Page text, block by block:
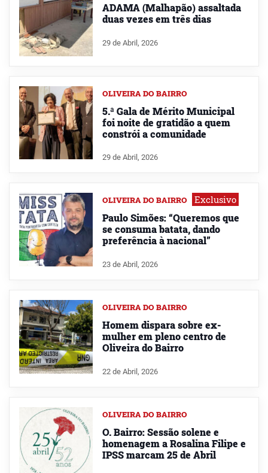
ADAMA (Malhapão) assaltada
duas vezes em três dias
29 de Abril, 2026
OLIVEIRA DO BAIRRO
5.ª Gala de Mérito Municipal
foi noite de gratidão a quem
constrói a comunidade
29 de Abril, 2026
OLIVEIRA DO BAIRRO Exclusivo
Paulo Simões: “Queremos que
se consuma batata, dando
preferência à nacional”
23 de Abril, 2026
OLIVEIRA DO BAIRRO
Homem dispara sobre ex-
mulher em pleno centro de
Oliveira do Bairro
22 de Abril, 2026
OLIVEIRA DO BAIRRO
O. Bairro: Sessão solene e
homenagem a Rosalina Filipe e
IPSS marcam 25 de Abril